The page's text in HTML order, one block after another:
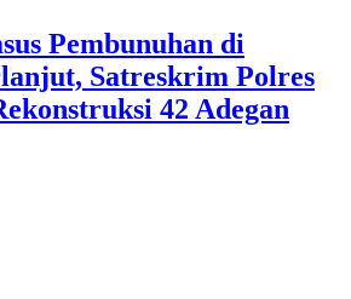
Pembunuhan di
Satreskrim Polres
42 Adegan